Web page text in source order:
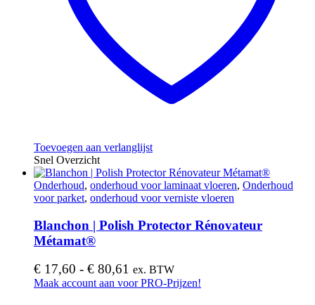
Toevoegen aan verlanglijst
Snel Overzicht
Onderhoud, onderhoud voor laminaat vloeren, Onderhoud
voor parket, onderhoud voor verniste vloeren
Blanchon | Polish Protector Rénovateur
Métamat®
€ 17,60 - € 80,61 Prijsklasse:
€ 17,60
ex. BTW
Maak account aan voor PRO-Prijzen!